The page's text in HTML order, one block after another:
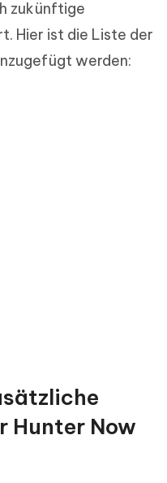
zukünftige
Hier ist die Liste der
werden:
Hunter Now